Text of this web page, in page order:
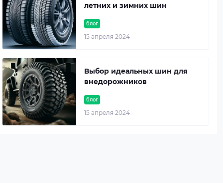
блог
15 апреля 2024
летних и зимних шин
блог
15 апреля 2024
Выбор идеальных шин для
внедорожников